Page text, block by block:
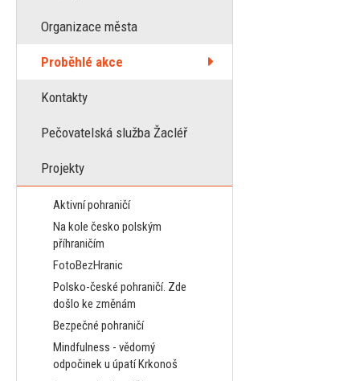
Organizace města
Proběhlé akce
Kontakty
Pečovatelská služba Žacléř
Projekty
Aktivní pohraničí
Na kole česko polským
příhraničím
FotoBezHranic
Polsko-české pohraničí. Zde
došlo ke změnám
Bezpečné pohraničí
Mindfulness - vědomý
odpočinek u úpatí Krkonoš